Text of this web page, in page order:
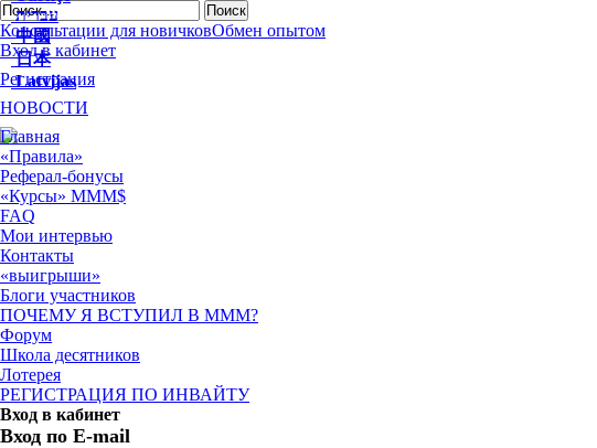
Консультации для новичковОбмен опытом
Вход в кабинет
Регистрация
НОВОСТИ
עברית
中國
日本
Latvijas
Главная
«Правила»
Реферал-бонусы
«Курсы» МММ$
FAQ
Мои интервью
Контакты
«выигрыши»
Блоги участников
ПОЧЕМУ Я ВСТУПИЛ В МММ?
Форум
Школа десятников
Лотерея
РЕГИСТРАЦИЯ ПО ИНВАЙТУ
Вход в кабинет
Вход по E-mail